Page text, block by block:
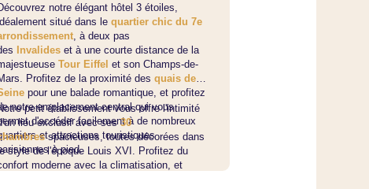
notre élégant hôtel 3 étoiles,
situé dans le quartier chic du 7e
, à deux pas
Invalides et à une courte distance de la
Tour Eiffel et son Champs-de-
Profitez de la proximité des quais de
pour une balade romantique, et profitez
notre emplacement central qui vous
d'accéder facilement à de nombreux
et attractions touristiques
à pied.
petit établissement vous offre l'intimité
lieu exclusif avec ses30
spacieuses, toutes décorées dans
style de l'époque Louis XVI. Profitez du
moderne avec la climatisation, et